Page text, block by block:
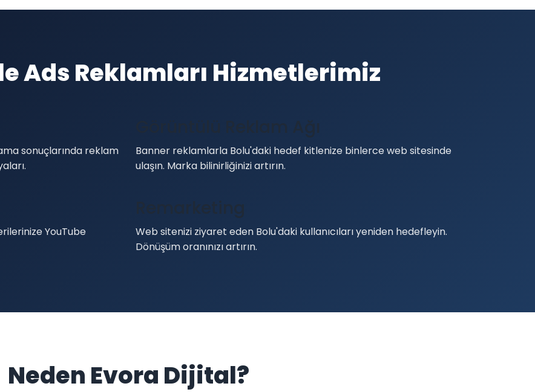
Ads Reklamları Hizmetlerimiz
sonuçlarında reklam
Banner reklamlarla Bolu'daki hedef kitlenize binlerce web sitesinde
ulaşın. Marka bilinirliğinizi artırın.
YouTube
Web sitenizi ziyaret eden Bolu'daki kullanıcıları yeniden hedefleyin.
Dönüşüm oranınızı artırın.
Neden Evora Dijital?